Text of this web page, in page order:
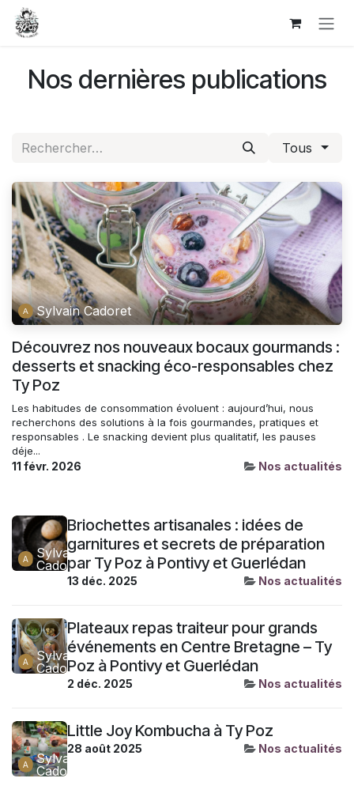
Se rendre au contenu
Nos dernières publications
Tous
Sylvain Cadoret
Découvrez nos nouveaux bocaux gourmands :
desserts et snacking éco-responsables chez
Ty Poz
Les habitudes de consommation évoluent : aujourd’hui, nous
recherchons des solutions à la fois gourmandes, pratiques et
responsables . Le snacking devient plus qualitatif, les pauses
déje...
11 févr. 2026 Nos actualités
Sylvain
Cadoret
Briochettes artisanales : idées de
garnitures et secrets de préparation
par Ty Poz à Pontivy et Guerlédan
13 déc. 2025 Nos actualités
Sylvain
Cadoret
Plateaux repas traiteur pour grands
événements en Centre Bretagne – Ty
Poz à Pontivy et Guerlédan
2 déc. 2025 Nos actualités
Sylvain
Cadoret
Little Joy Kombucha à Ty Poz
28 août 2025 Nos actualités